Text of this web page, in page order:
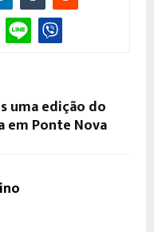
uma edição do
em Ponte Nova